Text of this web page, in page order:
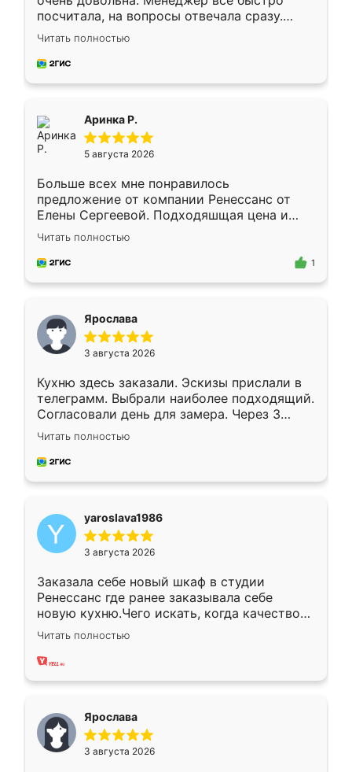
посчитала, на вопросы отвечала сразу.
Замерщик приехал в субботу, подошёл к
делу со всей ответственностью. Собрали
за день, ребята работали аккуратно, даже
Читать полностью
Аринка Р.
5 августа 2026
Больше всех мне понравилось
предложение от компании Ренессанс от
Елены Сергеевой. Подходяшщая цена и
короткие сроки изготовления. Приехавший
для замера сотрудник Владислав
предложил по моему эскизу самый
Читать полностью
1
Ярослава
3 августа 2026
Кухню здесь заказали. Эскизы прислали в
телеграмм. Выбрали наиболее подходящий.
Согласовали день для замера. Через 3
недели кухня была уже готова. Остались
довольны работой. Спасибо Ренессанс
мебель за качественную работу!
Читать полностью
yaroslava1986
3 августа 2026
Заказала себе новый шкаф в студии
Ренессанс где ранее заказывала себе
новую кухню.Чего искать, когда качеством
вполне довольна. Служит кухня уже почти
два года, нареканий нет.
Читать полностью
Ярослава
3 августа 2026